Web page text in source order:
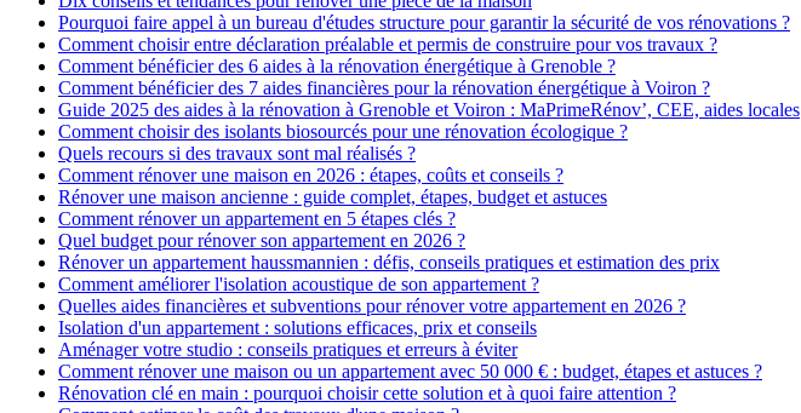
Pourquoi faire appel à un bureau d'études structure pour garantir la sécurité de vos rénovations ?
Comment choisir entre déclaration préalable et permis de construire pour vos travaux ?
Comment bénéficier des 6 aides à la rénovation énergétique à Grenoble ?
Comment bénéficier des 7 aides financières pour la rénovation énergétique à Voiron ?
Guide 2025 des aides à la rénovation à Grenoble et Voiron : MaPrimeRénov’, CEE, aides locales
Comment choisir des isolants biosourcés pour une rénovation écologique ?
Quels recours si des travaux sont mal réalisés ?
Comment rénover une maison en 2026 : étapes, coûts et conseils ?
Rénover une maison ancienne : guide complet, étapes, budget et astuces
Comment rénover un appartement en 5 étapes clés ?
Quel budget pour rénover son appartement en 2026 ?
Rénover un appartement haussmannien : défis, conseils pratiques et estimation des prix
Comment améliorer l'isolation acoustique de son appartement ?
Quelles aides financières et subventions pour rénover votre appartement en 2026 ?
Isolation d'un appartement : solutions efficaces, prix et conseils
Aménager votre studio : conseils pratiques et erreurs à éviter
Comment rénover une maison ou un appartement avec 50 000 € : budget, étapes et astuces ?
Rénovation clé en main : pourquoi choisir cette solution et à quoi faire attention ?